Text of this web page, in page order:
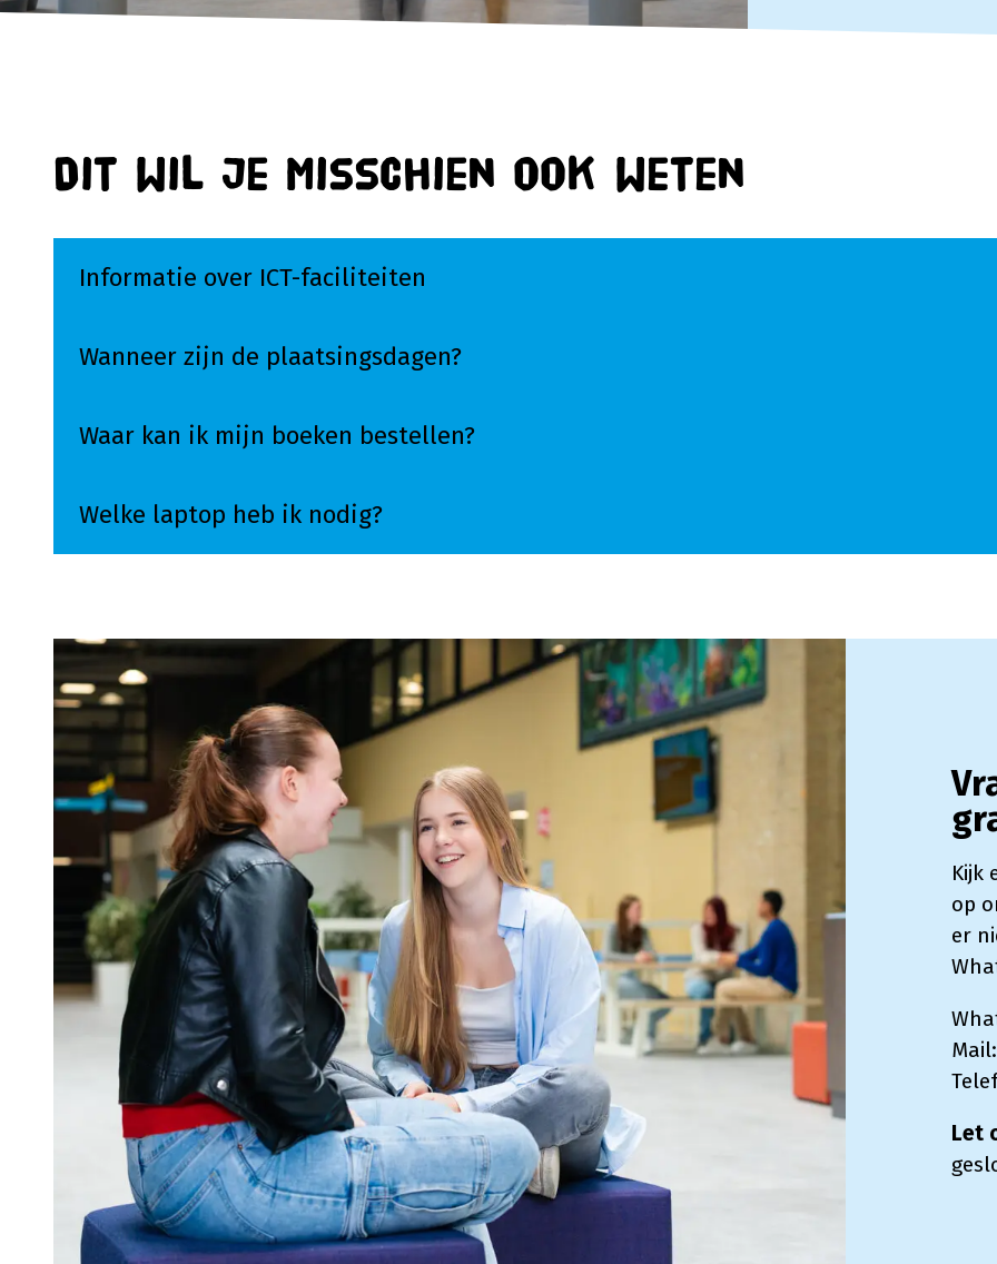
Dit wil je misschien ook weten
Informatie over ICT-faciliteiten
Wanneer zijn de plaatsingsdagen?
Waar kan ik mijn boeken bestellen?
Welke laptop heb ik nodig?
Kijk
op
er
Mail:
Let